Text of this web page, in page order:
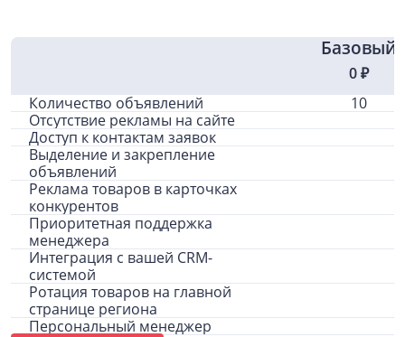
0 ₽
Количество объявлений
10
Отсутствие рекламы на сайте
Доступ к контактам заявок
Выделение и закрепление
объявлений
Реклама товаров в карточках
конкурентов
Приоритетная поддержка
менеджера
Интеграция с вашей CRM-
системой
Ротация товаров на главной
странице региона
Персональный менеджер